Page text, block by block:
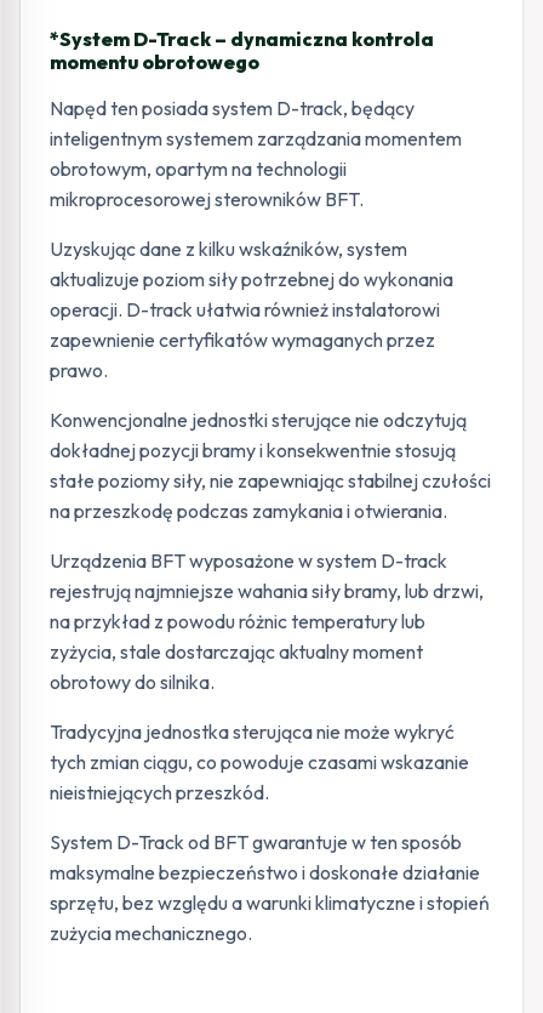
*System D-Track – dynamiczna kontrola
momentu obrotowego
Napęd ten posiada system D-track, będący
inteligentnym systemem zarządzania momentem
obrotowym, opartym na technologii
mikroprocesorowej sterowników BFT.
Uzyskując dane z kilku wskaźników, system
aktualizuje poziom siły potrzebnej do wykonania
operacji. D-track ułatwia również instalatorowi
zapewnienie certyfikatów wymaganych przez
prawo.
Konwencjonalne jednostki sterujące nie odczytują
dokładnej pozycji bramy i konsekwentnie stosują
stałe poziomy siły, nie zapewniając stabilnej czułości
na przeszkodę podczas zamykania i otwierania.
Urządzenia BFT wyposażone w system D-track
rejestrują najmniejsze wahania siły bramy, lub drzwi,
na przykład z powodu różnic temperatury lub
zyżycia, stale dostarczając aktualny moment
obrotowy do silnika.
Tradycyjna jednostka sterująca nie może wykryć
tych zmian ciągu, co powoduje czasami wskazanie
nieistniejących przeszkód.
System D-Track od BFT gwarantuje w ten sposób
maksymalne bezpieczeństwo i doskonałe działanie
sprzętu, bez względu a warunki klimatyczne i stopień
zużycia mechanicznego.